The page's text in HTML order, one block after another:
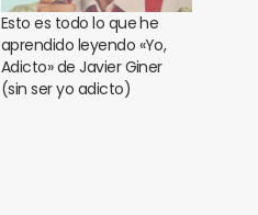
Esto es todo lo que he
aprendido leyendo «Yo,
Adicto» de Javier Giner
(sin ser yo adicto)